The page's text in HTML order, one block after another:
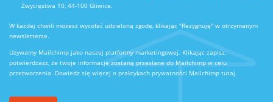
Zwycięstwa 10, 44-100 Gliwice.
W każdej chwili możesz wycofać udzieloną zgodę, klikając "Rezygnuję" w otrzymanym
newsletterze.
Używamy Mailchimp jako naszej platformy marketingowej. Klikając zapisz,
potwierdzasz, że twoje informacje zostaną przesłane do Mailchimp w celu
przetworzenia. Dowiedz się więcej o praktykach prywatności Mailchimp tutaj.